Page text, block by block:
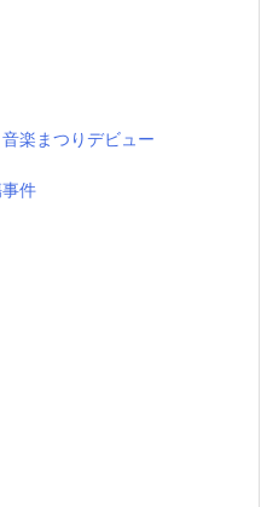
楽まつりデビュー
件